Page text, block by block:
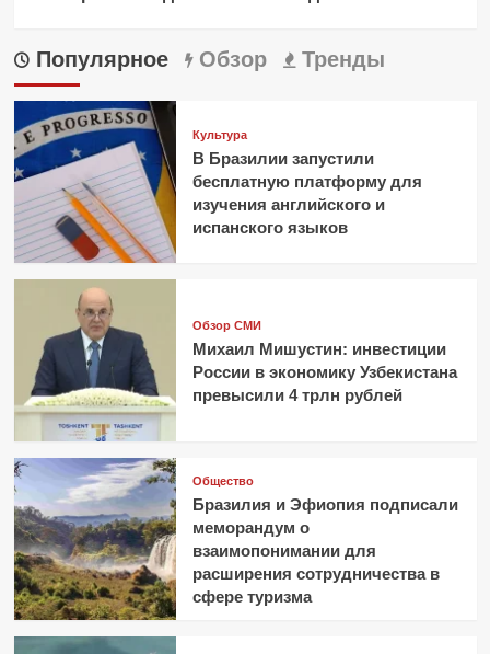
Популярное Обзор Тренды
Культура
В Бразилии запустили
бесплатную платформу для
изучения английского и
испанского языков
Обзор СМИ
Михаил Мишустин: инвестиции
России в экономику Узбекистана
превысили 4 трлн рублей
Общество
Бразилия и Эфиопия подписали
меморандум о
взаимопонимании для
расширения сотрудничества в
сфере туризма